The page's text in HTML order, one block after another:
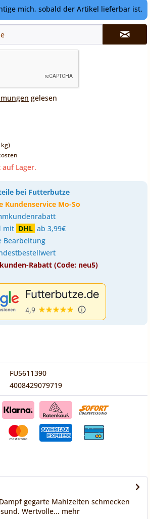
mich, sobald der Artikel lieferbar ist.
gelesen
Lager.
bei Futterbutze
Kundenservice Mo-So
mit DHL ab 3,99€
Bearbeitung
Rabatt (Code: neu5)
FU5611390
4008429079719
gegarte Mahlzeiten schmecken
Wertvolle... mehr